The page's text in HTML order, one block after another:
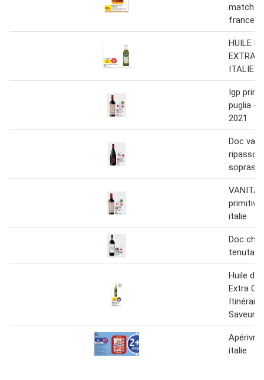
match
france -
HUILE
EXTRA
ITALIE
Igp
puglia -
2021
Doc
ripasso
VANITA
primitivo
italie
Doc
tenuta
Huile
Extra
Saveurs
italie